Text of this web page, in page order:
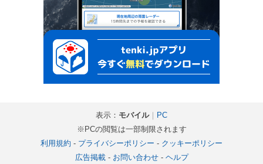
表示： モバイル｜ PC
※PCの閲覧は一部制限されます
利用規約 - プライバシーポリシー - クッキーポリシー
広告掲載- お問い合わせ- ヘルプ